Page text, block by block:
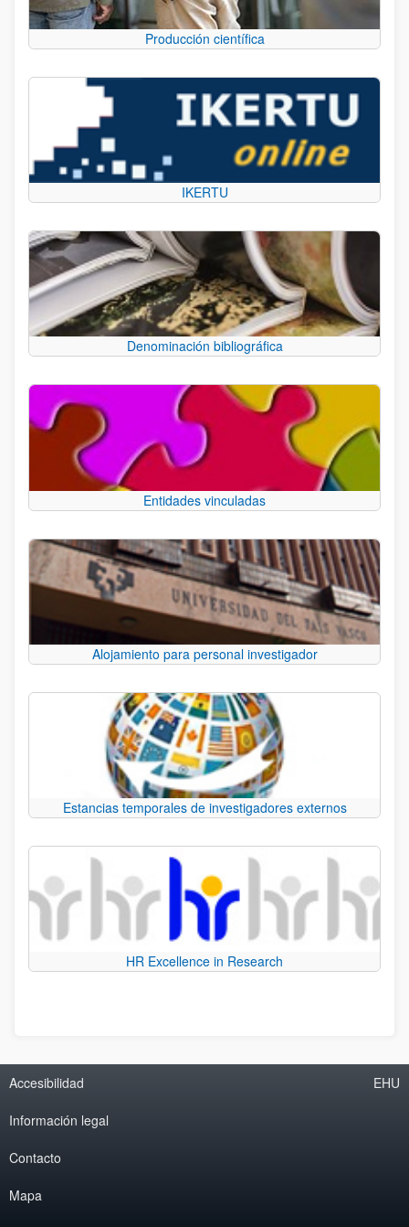
Producción científica
IKERTU
Denominación bibliográfica
Entidades vinculadas
Alojamiento para personal investigador
Estancias temporales de investigadores externos
HR Excellence in Research
Accesibilidad
Información legal
Contacto
Mapa
EHU